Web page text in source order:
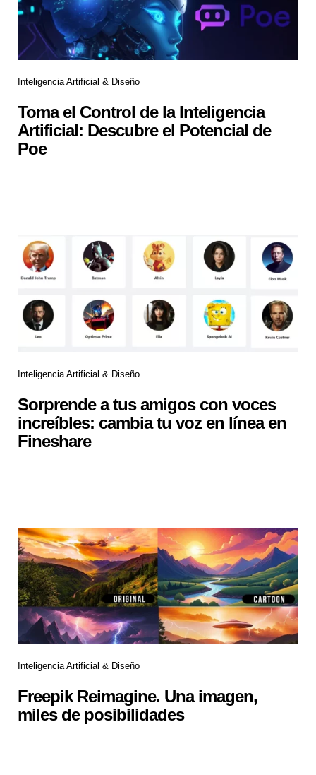
Inteligencia Artificial & Diseño
Toma el Control de la Inteligencia
Artificial: Descubre el Potencial de
Poe
Inteligencia Artificial & Diseño
Sorprende a tus amigos con voces
increíbles: cambia tu voz en línea en
Fineshare
Inteligencia Artificial & Diseño
Freepik Reimagine. Una imagen,
miles de posibilidades